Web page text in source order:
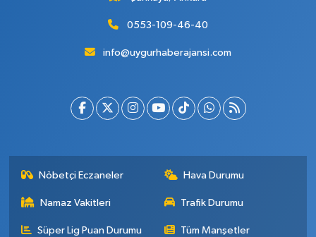
0553-109-46-40
info@uygurhaberajansi.com
Nöbetçi Eczaneler Hava Durumu
Namaz Vakitleri Trafik Durumu
Süper Lig Puan Durumu Tüm Manşetler